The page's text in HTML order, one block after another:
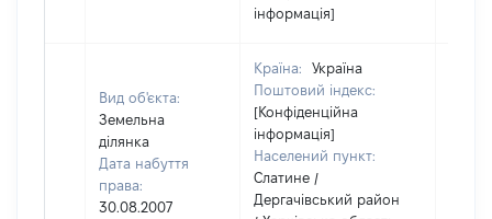
інформація]
Вид об'єкта:
Земельна
ділянка
Дата набуття
права:
30.08.2007
Країна:
Україна
Поштовий індекс:
[Конфіденційна
інформація]
Населений пункт:
Слатине /
Дергачівський район